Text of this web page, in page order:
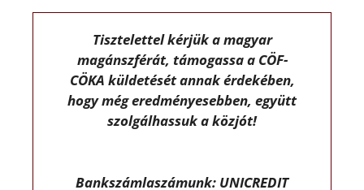
Tisztelettel kérjük a magyar
magánszférát, támogassa a CÖF-
CÖKA küldetését annak érdekében,
hogy még eredményesebben, együtt
szolgálhassuk a közjót!
Bankszámlaszámunk: UNICREDIT